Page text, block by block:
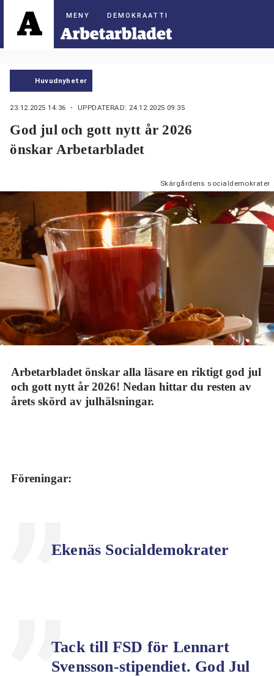
DEMOKRAATTI
Huvudnyheter
23.12.2025 14:36 ・ UPPDATERAD: 24.12.2025 09:35
God jul och gott nytt år 2026
önskar Arbetarbladet
Skärgårdens socialdemokrater
Arbetarbladet önskar alla läsare en riktigt god jul
och gott nytt år 2026! Nedan hittar du resten av
årets skörd av julhälsningar.
Föreningar:
Ekenäs Socialdemokrater
Tack till FSD för Lennart
Svensson-stipendiet. God Jul